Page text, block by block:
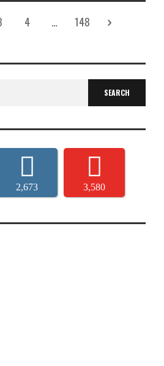
4 … 148
2,673 3,580